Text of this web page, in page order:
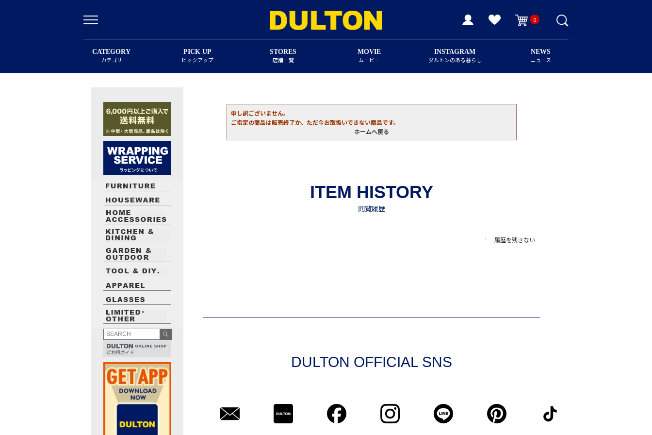
0
CATEGORY
カテゴリ
PICK UP
ピックアップ
STORES
店舗一覧
MOVIE
ムービー
INSTAGRAM
ダルトンのある暮らし
NEWS
ニュース
申し訳ございません。
ご指定の商品は販売終了か、ただ今お取扱いできない商品です。
ホームへ戻る
履歴を残さない
DULTON OFFICIAL SNS